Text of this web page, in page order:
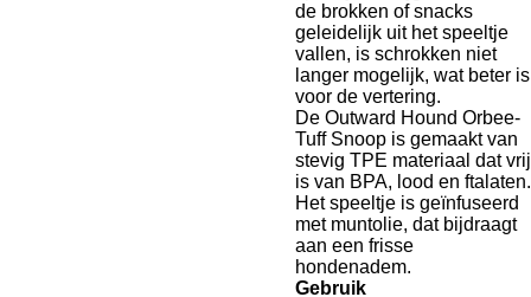
de brokken of snacks
geleidelijk uit het speeltje
vallen, is schrokken niet
langer mogelijk, wat beter is
voor de vertering.
De Outward Hound Orbee-
Tuff Snoop is gemaakt van
stevig TPE materiaal dat vrij
is van BPA, lood en ftalaten.
Het speeltje is geïnfuseerd
met muntolie, dat bijdraagt
aan een frisse
hondenadem.
Gebruik